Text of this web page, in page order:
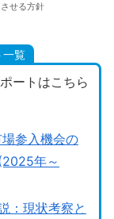
せる方針
一覧
ートはこちら
参入機会の
年～
：現状考察と